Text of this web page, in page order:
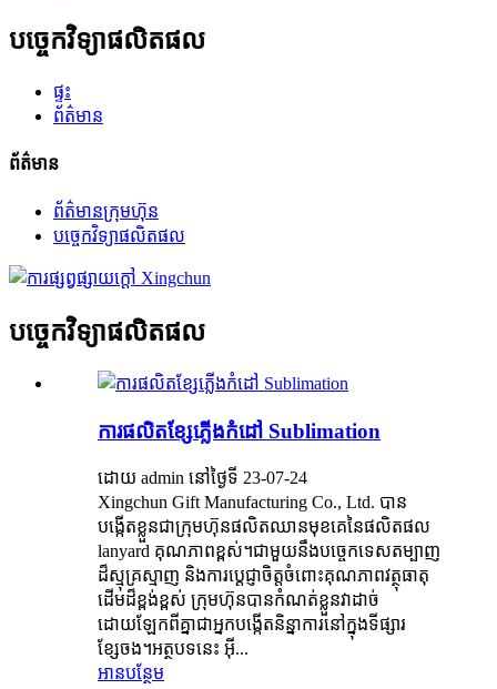
បច្ចេកវិទ្យាផលិតផល
ផ្ទះ
ព័ត៌មាន
ព័ត៌មាន
ព័ត៌មានក្រុមហ៊ុន
បច្ចេកវិទ្យាផលិតផល
បច្ចេកវិទ្យាផលិតផល
ការផលិតខ្សែភ្លើងកំដៅ Sublimation
ដោយ admin នៅថ្ងៃទី 23-07-24
Xingchun Gift Manufacturing Co., Ltd. បាន
បង្កើតខ្លួនជាក្រុមហ៊ុនផលិតឈានមុខគេនៃផលិតផល
lanyard គុណភាពខ្ពស់។ជាមួយនឹងបច្ចេកទេសតម្បាញ
ដ៏ស្មុគ្រស្មាញ និងការប្តេជ្ញាចិត្តចំពោះគុណភាពវត្ថុធាតុ
ដើមដ៏ខ្ពង់ខ្ពស់ ក្រុមហ៊ុនបានកំណត់ខ្លួនវាដាច់
ដោយឡែកពីគ្នាជាអ្នកបង្កើតនិន្នាការនៅក្នុងទីផ្សារ
ខ្សែចង។អត្ថបទនេះ អ៊ី...
អាន​បន្ថែម